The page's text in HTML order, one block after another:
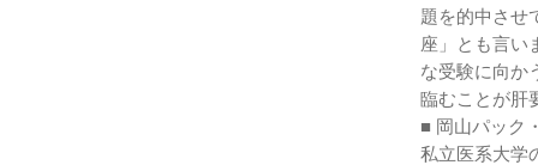
題を的中させ
座」とも言い
な受験に向か
臨むことが肝
■ 岡山パック
私立医系大学